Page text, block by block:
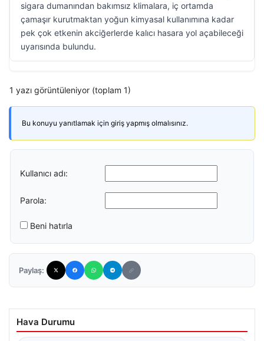
sigara dumanından bakımsız klimalara, iç ortamda
çamaşır kurutmaktan yoğun kimyasal kullanımına kadar
pek çok etkenin akciğerlerde kalıcı hasara yol açabileceği
uyarısında bulundu.
1 yazı görüntüleniyor (toplam 1)
Bu konuyu yanıtlamak için giriş yapmış olmalısınız.
Kullanıcı adı:
Parola:
Beni hatırla
Paylaş:
Hava Durumu